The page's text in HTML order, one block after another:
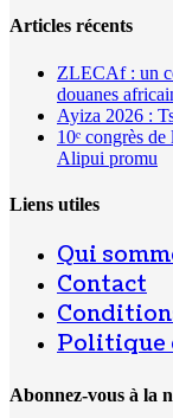
Articles récents
ZLECAf : un
douanes
Ayiza 2026 :
10ᵉ congrès
Alipui promu
Liens utiles
Qui
Contact
Politique
Abonnez-vous à la